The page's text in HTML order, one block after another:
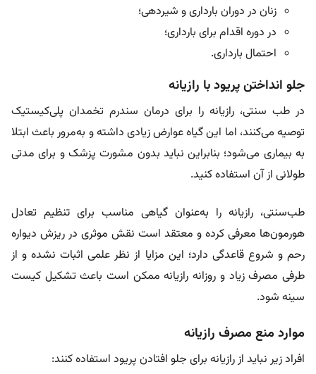
زنان در دوران بارداری و شیردهی؛
در دوره اقدام برای بارداری؛
احتمال بارداری.
جلو انداختن پریود با رازیانه
در طب سنتی، رازیانه را برای درمان سندرم تخمدان پلی‌کیستیک
توصیه می‌کنند، اما این گیاه عوارض زیادی داشته و به‌مرور باعث ابتلا
به بیماری می‌شود؛ بنابراین نباید بدون مشورت پزشک و برای مدتی
طولانی از آن استفاده کنید.
طب‌سنتی، رازیانه را به‌عنوان گیاهی مناسب برای تنظیم تعادل
هورمون‌ها معرفی کرده و معتقد است نقش موثری در ریزش دیواره
رحم و شروع قاعدگی دارد؛ این مزایا از نظر علمی اثبات نشده و از
طرفی مصرف زیاد و روزانه رازیانه ممکن است باعث تشکیل کیست‌
سینه شود.
موارد منع مصرف رازیانه
افراد زیر نباید از رازیانه برای جلو افتادن پریود استفاده کنند: